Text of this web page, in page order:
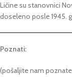
Ličine su stanovnici
doseleno posle 1945.
Poznati:
(pošaljite nam